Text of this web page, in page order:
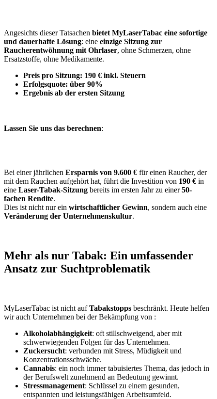
Angesichts dieser Tatsachen bietet MyLaserTabac eine sofortige
und dauerhafte Lösung: eine einzige Sitzung zur
Raucherentwöhnung mit Ohrlaser, ohne Schmerzen, ohne
Ersatzstoffe, ohne Medikamente.
Preis pro Sitzung: 190 € inkl. Steuern
Erfolgsquote: über 90%
Ergebnis ab der ersten Sitzung
Lassen Sie uns das berechnen:
Bei einer jährlichen Ersparnis von 9.600 € für einen Raucher, der
mit dem Rauchen aufgehört hat, führt die Investition von 190 € in
eine Laser-Tabak-Sitzung bereits im ersten Jahr zu einer50-
fachen Rendite.
Dies ist nicht nur ein wirtschaftlicher Gewinn, sondern auch eine
Veränderung der Unternehmenskultur.
Mehr als nur Tabak: Ein umfassender
Ansatz zur Suchtproblematik
MyLaserTabac ist nicht aufTabakstopps beschränkt. Heute helfen
wir auch Unternehmen bei der Bekämpfung von :
Alkoholabhängigkeit: oft stillschweigend, aber mit
schwerwiegenden Folgen für das Unternehmen.
Zuckersucht: verbunden mit Stress, Müdigkeit und
Konzentrationsschwäche.
Cannabis: ein noch immer tabuisiertes Thema, das jedoch in
der Berufswelt zunehmend an Bedeutung gewinnt.
Stressmanagement: Schlüssel zu einem gesunden,
entspannten und leistungsfähigen Arbeitsumfeld.